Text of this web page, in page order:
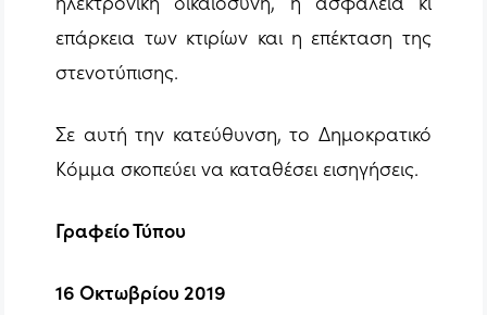
επάρκεια των κτιρίων και η επέκταση της
στενοτύπισης.
Σε αυτή την κατεύθυνση, το Δημοκρατικό
Κόμμα σκοπεύει να καταθέσει εισηγήσεις.
Γραφείο Τύπου
16 Οκτωβρίου 2019